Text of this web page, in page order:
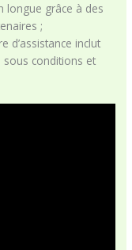
longue grâce à des
;
d’assistance inclut
sous conditions et